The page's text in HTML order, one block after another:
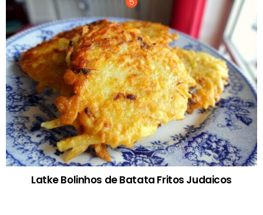
Latke Bolinhos de Batata Fritos Judaicos